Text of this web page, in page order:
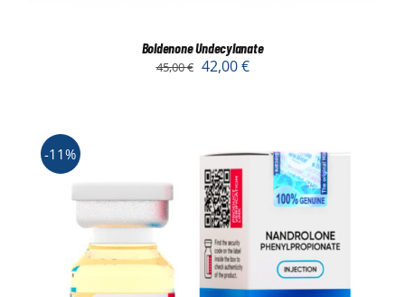
Boldenone Undecylanate
45,00€ 42,00€
-11%